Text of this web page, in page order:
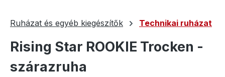
Ruházat és egyéb kiegészítők Technikai ruházat
Rising Star ROOKIE Trocken -
szárazruha